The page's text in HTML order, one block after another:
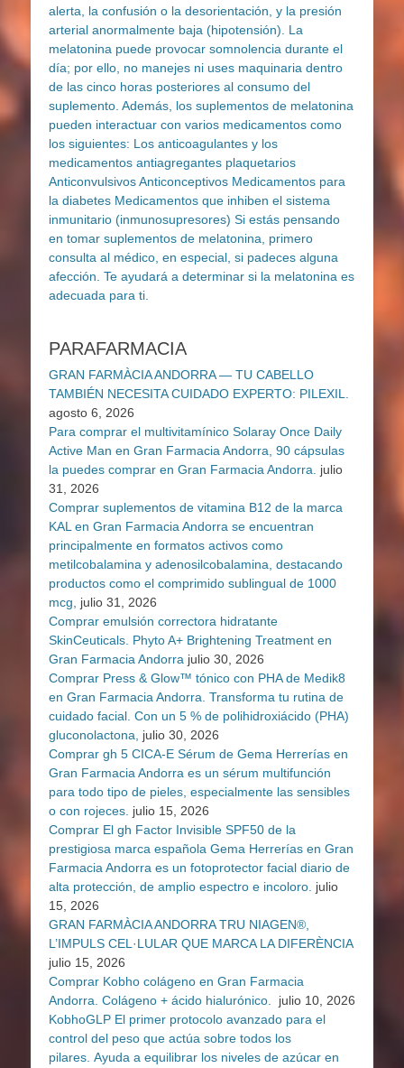
PARAFARMACIA
GRAN FARMÀCIA ANDORRA — TU CABELLO
TAMBIÉN NECESITA CUIDADO EXPERTO: PILEXIL.
agosto 6, 2026
Para comprar el multivitamínico Solaray Once Daily
Active Man en Gran Farmacia Andorra, 90 cápsulas
la puedes comprar en Gran Farmacia Andorra. julio
31, 2026
Comprar suplementos de vitamina B12 de la marca
KAL en Gran Farmacia Andorra se encuentran
principalmente en formatos activos como
metilcobalamina y adenosilcobalamina, destacando
productos como el comprimido sublingual de 1000
mcg, julio 31, 2026
Comprar emulsión correctora hidratante
SkinCeuticals. Phyto A+ Brightening Treatment en
Gran Farmacia Andorra julio 30, 2026
Comprar Press & Glow™ tónico con PHA de Medik8
en Gran Farmacia Andorra. Transforma tu rutina de
cuidado facial. Con un 5 % de polihidroxiácido (PHA)
gluconolactona, julio 30, 2026
Comprar gh 5 CICA-E Sérum de Gema Herrerías en
Gran Farmacia Andorra es un sérum multifunción
para todo tipo de pieles, especialmente las sensibles
o con rojeces. julio 15, 2026
Comprar El gh Factor Invisible SPF50 de la
prestigiosa marca española Gema Herrerías en Gran
Farmacia Andorra es un fotoprotector facial diario de
alta protección, de amplio espectro e incoloro. julio
15, 2026
GRAN FARMÀCIA ANDORRA TRU NIAGEN®,
L’IMPULS CEL·LULAR QUE MARCA LA DIFERÈNCIA
julio 15, 2026
Comprar Kobho colágeno en Gran Farmacia
Andorra. Colágeno + ácido hialurónico.
julio 10, 2026
KobhoGLP El primer protocolo avanzado para el
control del peso que actúa sobre todos los
pilares. Ayuda a equilibrar los niveles de azúcar en